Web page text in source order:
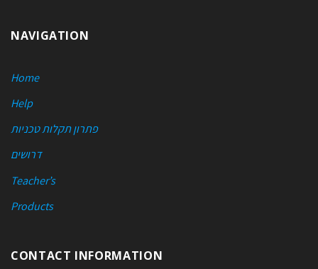
NAVIGATION
Home
Help
פתרון תקלות טכניות
דרושים
Teacher’s
Products
CONTACT INFORMATION